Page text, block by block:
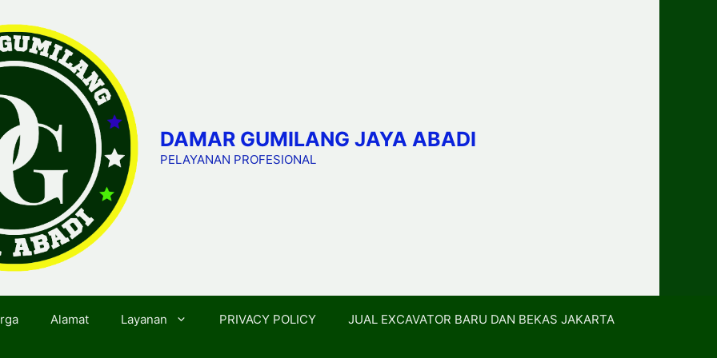
DAMAR GUMILANG JAYA ABADI
PELAYANAN PROFESIONAL
Alamat Layanan PRIVACY POLICY JUAL EXCAVATOR BARU DAN BEKAS JAKARTA